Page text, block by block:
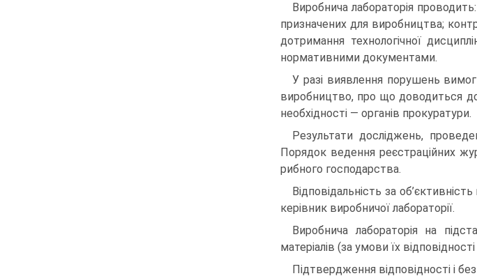
Виробнича лабораторія
призначених для виробництва;
дотримання технологічної
нормативними документами.
У разі виявлення порушень
виробництво, про що доводиться до
необхідності — органів прокуратури.
Результати досліджень,
Порядок ведення реєстраційних
рибного господарства.
Відповідальність за
керівник виробничої лабораторії.
Виробнича лабораторія на
матеріалів (за умови їх
Підтвердження відповідності і